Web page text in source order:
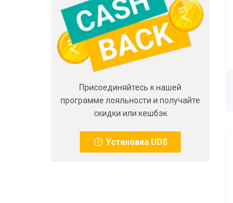
Присоединяйтесь к нашей
программе лояльности и получайте
скидки или кешбэк
Установка UDS